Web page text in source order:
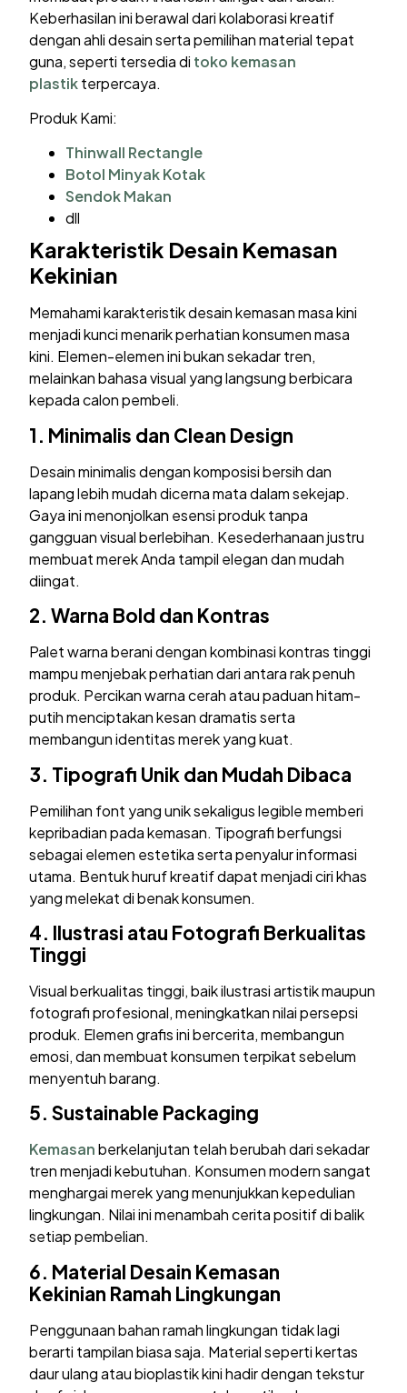
Keberhasilan ini berawal dari kolaborasi kreatif
dengan ahli desain serta pemilihan material tepat
guna, seperti tersedia di toko kemasan
plastikterpercaya.
Produk Kami:
Thinwall Rectangle
Botol Minyak Kotak
Sendok Makan
dll
Karakteristik Desain Kemasan
Kekinian
Memahami karakteristik desain kemasan masa kini
menjadi kunci menarik perhatian konsumen masa
kini. Elemen-elemen ini bukan sekadar tren,
melainkan bahasa visual yang langsung berbicara
kepada calon pembeli.
1. Minimalis dan Clean Design
Desain minimalis dengan komposisi bersih dan
lapang lebih mudah dicerna mata dalam sekejap.
Gaya ini menonjolkan esensi produk tanpa
gangguan visual berlebihan. Kesederhanaan justru
membuat merek Anda tampil elegan dan mudah
diingat.
2.Warna Bold dan Kontras
Palet warna berani dengan kombinasi kontras tinggi
mampu menjebak perhatian dari antara rak penuh
produk. Percikan warna cerah atau paduan hitam-
putih menciptakan kesan dramatis serta
membangun identitas merek yang kuat.
3. Tipografi Unik dan Mudah Dibaca
Pemilihan font yang unik sekaligus legible memberi
kepribadian pada kemasan. Tipografi berfungsi
sebagai elemen estetika serta penyalur informasi
utama. Bentuk huruf kreatif dapat menjadi ciri khas
yang melekat di benak konsumen.
4. Ilustrasi atau Fotografi Berkualitas
Tinggi
Visual berkualitas tinggi, baik ilustrasi artistik maupun
fotografi profesional, meningkatkan nilai persepsi
produk. Elemen grafis ini bercerita, membangun
emosi, dan membuat konsumen terpikat sebelum
menyentuh barang.
5.Sustainable Packaging
Kemasanberkelanjutan telah berubah dari sekadar
tren menjadi kebutuhan. Konsumen modern sangat
menghargai merek yang menunjukkan kepedulian
lingkungan. Nilai ini menambah cerita positif di balik
setiap pembelian.
6. Material Desain Kemasan
Kekinian Ramah Lingkungan
Penggunaan bahan ramah lingkungan tidak lagi
berarti tampilan biasa saja. Material seperti kertas
daur ulang atau bioplastik kini hadir dengan tekstur